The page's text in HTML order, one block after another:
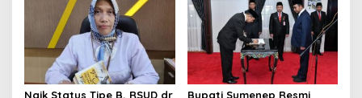
Akhlak Generasi
Naik Status Tipe B, RSUD dr
Bupati Sumenep Resmi